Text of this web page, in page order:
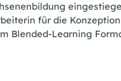
für die
Blen­ded-Lear­ning